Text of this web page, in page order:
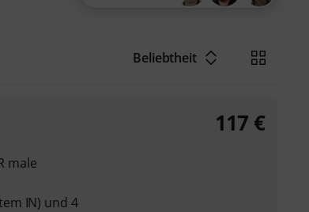
Beliebtheit
male
IN) und 4
117 €